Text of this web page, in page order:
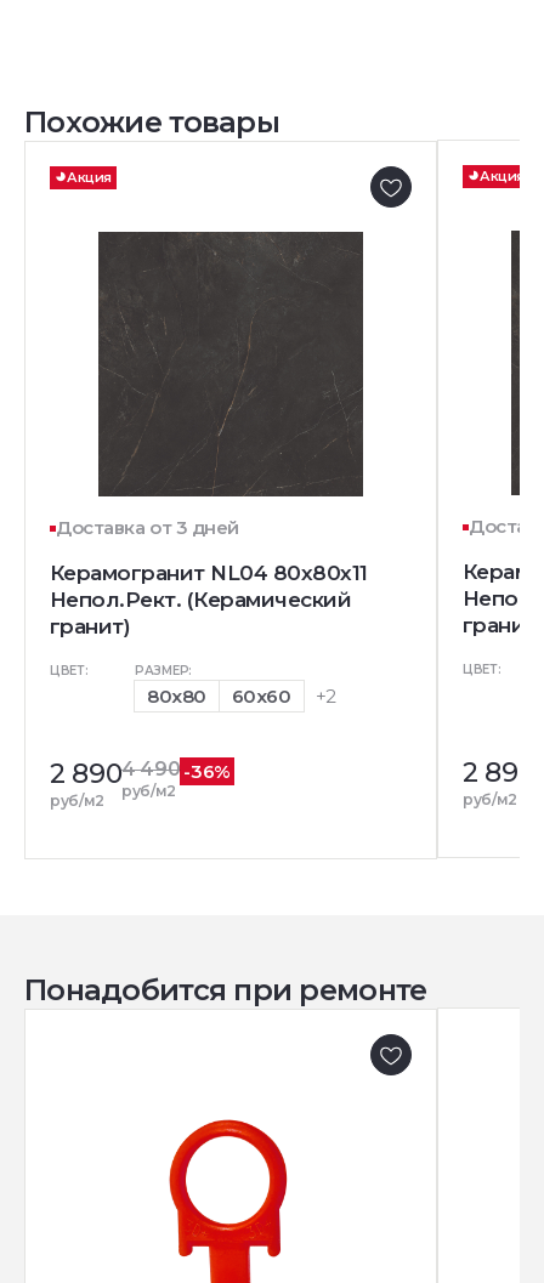
Похожие товары
Акция
Доставка от 3 дней
Керамогранит NL04 80x80x11
Непол.Рект. (Керамический
гранит)
ЦВЕТ: РАЗМЕР:
80x80 60x60 +2
2 890
руб/м2
4 490
руб/м2
-36%
Акция
гранит)
ЦВЕТ:
2 890
руб/м2
Понадобится при ремонте